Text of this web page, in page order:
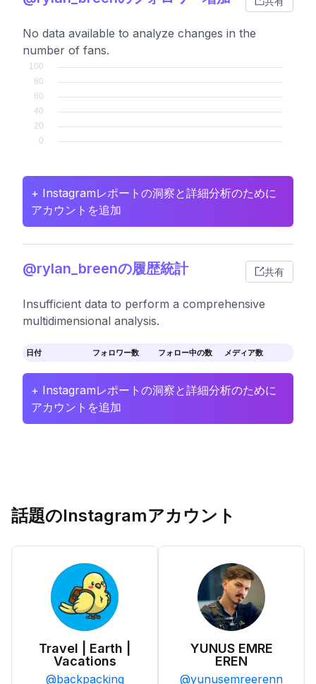
No data available to analyze changes in the
number of fans.
+ Instagramレポートの洞察と詳細分析のために
アカウントを追加
@rylan_breenの履歴統計 共有
Insufficient data to perform a comprehensive
multidimensional analysis.
日付 フォロワー数 フォロー中の数 メディア数
+ Instagramレポートの洞察と詳細分析のために
アカウントを追加
話題のInstagramアカウント
Travel | Earth |
Vacations
@backpacking
YUNUS EMRE
EREN
@yunusemreerenn